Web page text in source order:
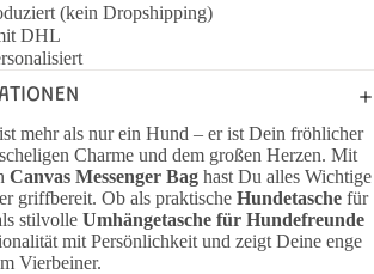
(kein Dropshipping)
DHL
mehr als nur ein Hund – er ist Dein fröhlicher
Charme und dem großen Herzen. Mit
Canvas Messenger Bag hast Du alles Wichtige
griffbereit. Ob als praktische Hundetasche für
stilvolle Umhängetasche für Hundefreunde
mit Persönlichkeit und zeigt Deine enge
Vierbeiner.